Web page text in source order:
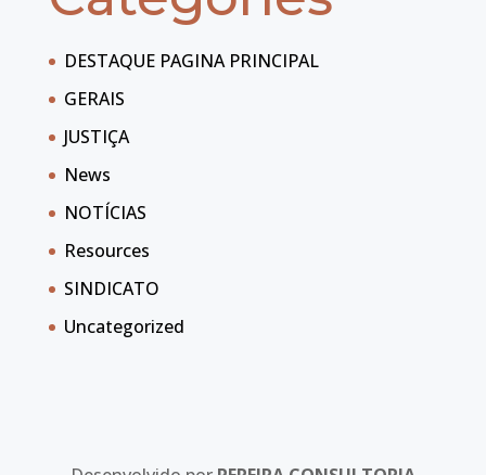
DESTAQUE PAGINA PRINCIPAL
GERAIS
JUSTIÇA
News
NOTÍCIAS
Resources
SINDICATO
Uncategorized